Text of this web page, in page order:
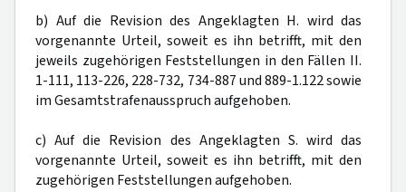
b) Auf die Revision des Angeklagten H. wird das
vorgenannte Urteil, soweit es ihn betrifft, mit den
jeweils zugehörigen Feststellungen in den Fällen II.
1-111, 113-226, 228-732, 734-887 und 889-1.122 sowie
im Gesamtstrafenausspruch aufgehoben.
c) Auf die Revision des Angeklagten S. wird das
vorgenannte Urteil, soweit es ihn betrifft, mit den
zugehörigen Feststellungen aufgehoben.